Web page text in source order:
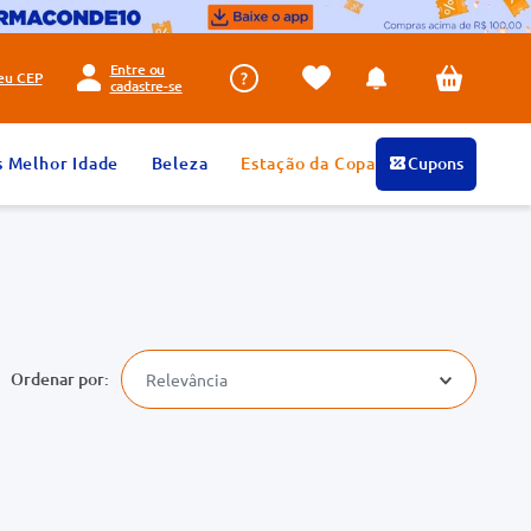
CEP
Entre ou
cadastre-se
Melhor Idade Beleza Estação da Copa Cupons
Relevância